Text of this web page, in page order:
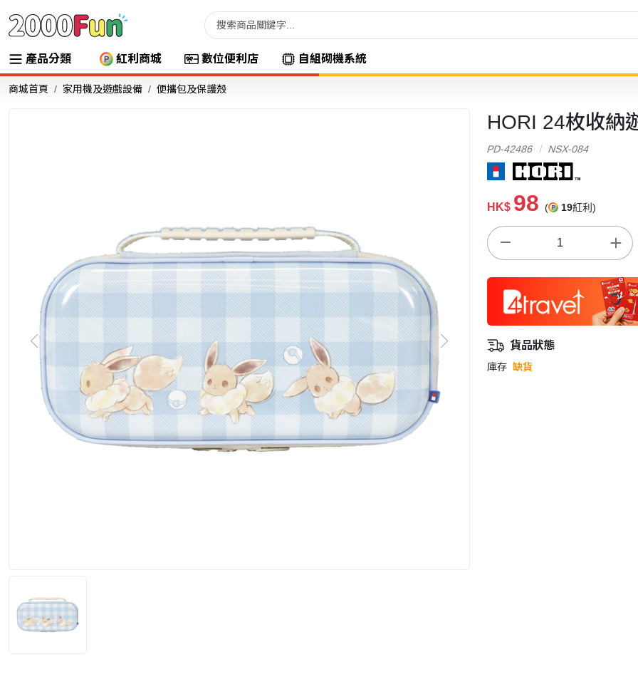
產品分類 紅利商城 數位便利店 自組砌機系統
商城首頁 家用機及遊戲設備 便攜包及保護殼
HORI 24枚收納
PD-42486 NSX-084
HK$ 98 ( 19紅利)
貨品狀態
庫存 缺貨